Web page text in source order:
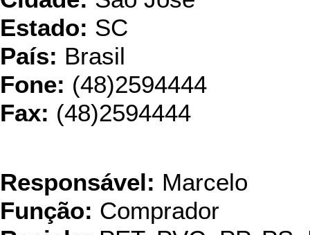
Estado: SC
País: Brasil
Fone: (48)2594444
Fax: (48)2594444
Responsável: Marcelo
Função: Comprador